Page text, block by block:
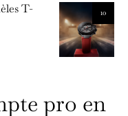
10
T-
pro en